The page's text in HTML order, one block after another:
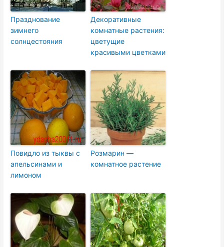
Празднование
зимнего
солнцестояния
Декоративные
комнатные растения:
цветущие
красивыми цветками
Повидло из тыквы с
апельсинами и
лимоном
Розмарин —
комнатное растение